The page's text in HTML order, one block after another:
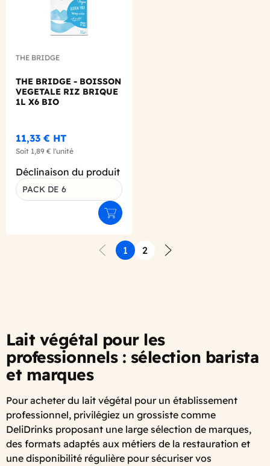
THE BRIDGE
THE BRIDGE - BOISSON
VEGETALE RIZ BRIQUE
1L X6 BIO
11,33 € HT
Soit 1,89 € l'unité
Déclinaison du produit
PACK DE 6
Ajouter au panier
Précédent
1
2
Lait végétal pour les
professionnels : sélection barista
et marques
Pour acheter du lait végétal pour un établissement
professionnel, privilégiez un grossiste comme
DeliDrinks proposant une large sélection de marques,
des formats adaptés aux métiers de la restauration et
une disponibilité régulière pour sécuriser vos